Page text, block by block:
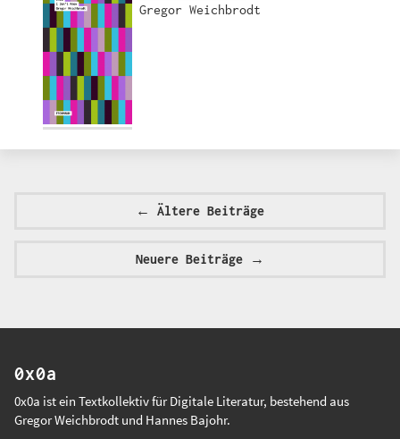
Gregor Weichbrodt
← Ältere Beiträge
Neuere Beiträge →
0x0a
0x0a ist ein Textkollektiv für Digitale Literatur, bestehend aus
Gregor Weichbrodtund Hannes Bajohr.